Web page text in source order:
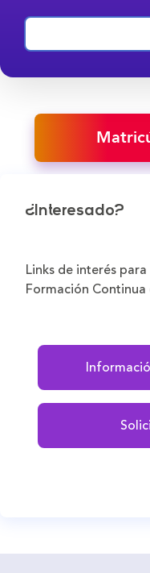
¿Interesado?
Links de interés
Formación Continua